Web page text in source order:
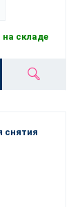
на складе
снятия